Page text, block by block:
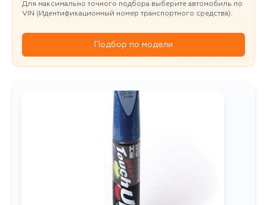
Для максимально точного подбора выберите автомобиль по
VIN (Идентификационный номер транспортного средства).
Подбор по модели